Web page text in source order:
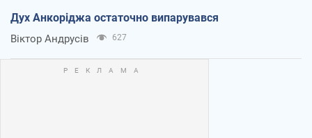
Дух Анкоріджа остаточно випарувався
Віктор Андрусів 627